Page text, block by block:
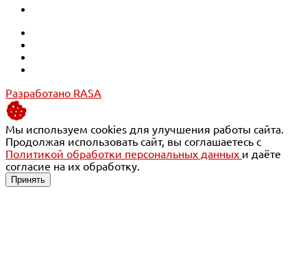
Разработано RASA
Мы используем cookies для улучшения работы сайта.
Продолжая использовать сайт, вы соглашаетесь с
Политикой обработки персональных данных и даёте
согласие на их обработку.
Принять